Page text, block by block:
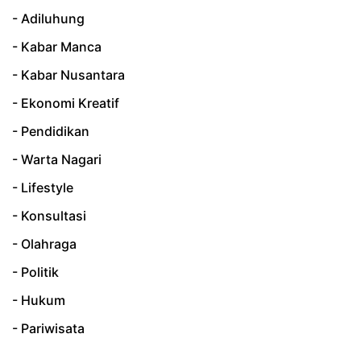
- Adiluhung
- Kabar Manca
- Kabar Nusantara
- Ekonomi Kreatif
- Pendidikan
- Warta Nagari
- Lifestyle
- Konsultasi
- Olahraga
- Politik
- Hukum
- Pariwisata